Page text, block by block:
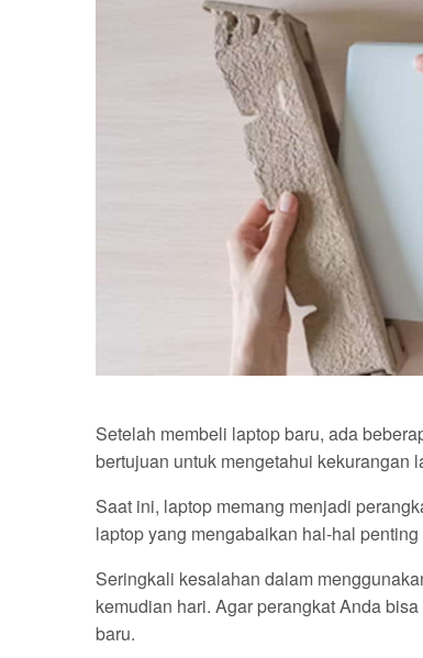
Setelah membeli laptop baru, ada
bertujuan untuk mengetahui kekurangan
Saat ini, laptop memang menjadi
laptop yang mengabaikan hal-hal
Seringkali kesalahan dalam
kemudian hari. Agar perangkat Anda
baru.